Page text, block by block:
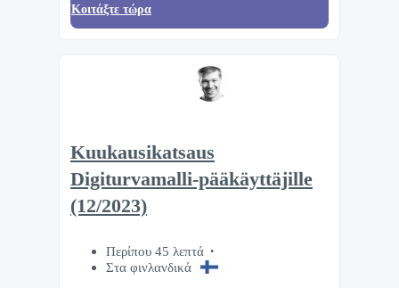
Κοιτάξτε τώρα
Kuukausikatsaus
Digiturvamalli-pääkäyttäjille
(12/2023)
Περίπου 45 λεπτά
Στα φινλανδικά